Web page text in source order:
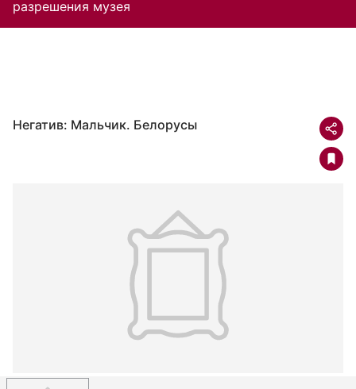
разрешения музея
Негатив: Мальчик. Белорусы